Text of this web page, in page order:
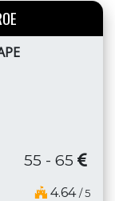
55 - 65
4.64 / 5